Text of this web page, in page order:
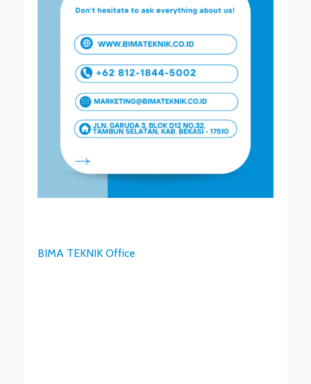
BIMA TEKNIK Office